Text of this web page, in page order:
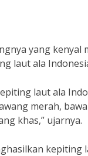
yang kenyal
laut ala
laut ala
merah,
khas,” ujarnya.
kepiting